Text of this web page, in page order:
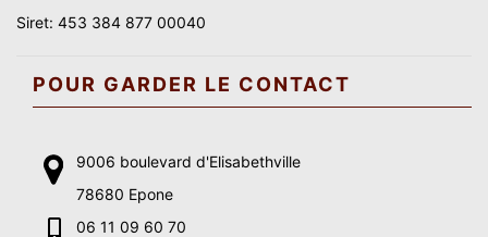
Siret: 453 384 877 00040
POUR GARDER LE CONTACT
9006 boulevard d'Elisabethville
78680 Epone
06 11 09 60 70